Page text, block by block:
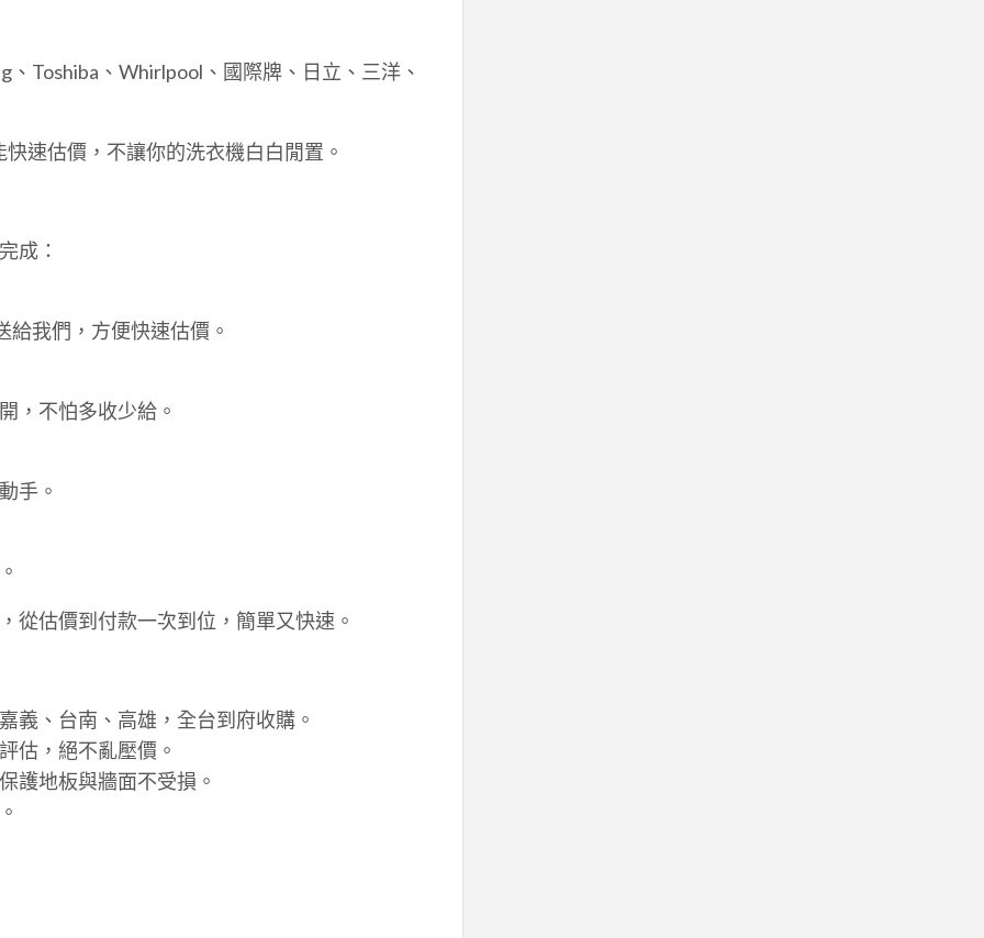
Toshiba、Whirlpool、國際牌、日立、三洋、
速估價，不讓你的洗衣機白白閒置。
成：
給我們，方便快速估價。
，不怕多收少給。
手。
從估價到付款一次到位，簡單又快速。
義、台南、高雄，全台到府收購。
估，絕不亂壓價。
護地板與牆面不受損。